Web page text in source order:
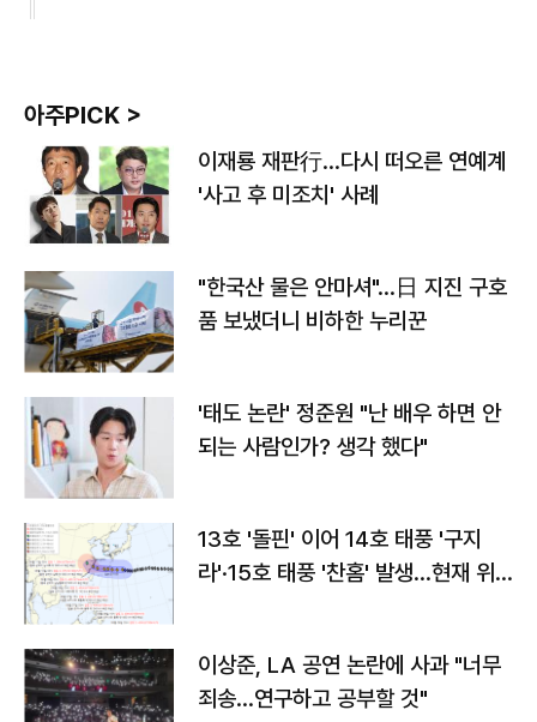
아주PICK >
이재룡 재판行…다시 떠오른 연예계
'사고 후 미조치' 사례
"한국산 물은 안마셔"…日 지진 구호
품 보냈더니 비하한 누리꾼
'태도 논란' 정준원 "난 배우 하면 안
되는 사람인가? 생각 했다"
13호 '돌핀' 이어 14호 태풍 '구지
라'·15호 태풍 '찬홈' 발생…현재 위
이상준, LA 공연 논란에 사과 "너무
죄송…연구하고 공부할 것"